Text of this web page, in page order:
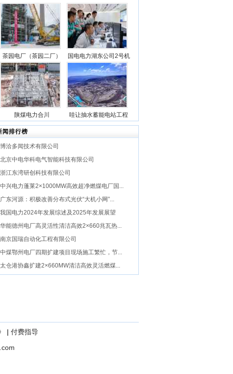
茶园电厂（茶园二厂）
二期“等容量替
代”（1×660兆瓦）煤电
项目3号机组锅炉钢架首
吊成功
国电电力湖东公司2号机
组锅炉点火一次成功
陕煤电力合川
2×1000MW清洁煤电扩
建项目1号锅炉第一层钢
架通过验收
哇让抽水蓄能电站工程
闻排行榜
博洽多闻技术有限公司
北京中电华科电气智能科技有限公司
浙江东湾研创科技有限公司
中兴电力蓬莱2×1000MW高效超净燃煤电厂国...
广东河源：积极改善分布式光伏“大机小网”...
我国电力2024年发展综述及2025年发展展望
华能德州电厂高灵活性清洁高效2×660兆瓦热...
南京国瑞自动化工程有限公司
中煤鄂州电厂四期扩建项目现场施工繁忙，节...
太仓港协鑫扩建2×660MW清洁高效灵活燃煤...
| 付费指导